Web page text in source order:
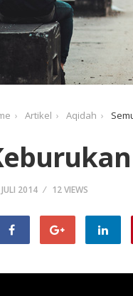
Artikel Aqidah
2014 12 VIEWS